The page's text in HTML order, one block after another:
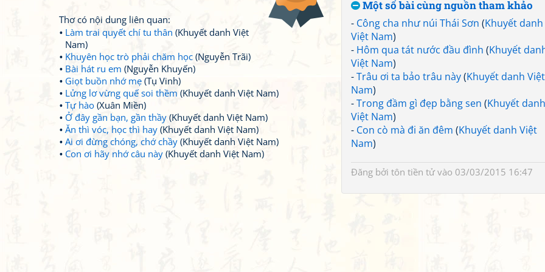
Một số bài cùng nguồn tham khảo
- Công cha như núi Thái Sơn (Khuyết danh
Việt Nam)
- Hôm qua tát nước đầu đình (Khuyết
Việt Nam)
-Trâu ơi ta bảo trâu này(Khuyết danh Việt
Nam)
-Trong đầm gì đẹp bằng sen (Khuyết danh
Việt Nam)
- Con cò mà đi ăn đêm (Khuyết danh Việt
Nam)
Đăng bởi tôn tiền tửvào 03/03/2015 16:47
Thơ có nội dung liên quan:
Làm trai quyết chí tu thân (Khuyết danh Việt
Nam)
Khuyên học trò phải chăm học (Nguyễn Trãi)
Bài hát ru em (Nguyễn Khuyến)
Giọt buồn nhớ mẹ (Tụ Vinh)
Lửng lơ vừng quế soi thềm (Khuyết danh Việt Nam)
Tự hào (Xuân Miền)
Ở đây gần bạn, gần thầy (Khuyết danh Việt Nam)
Ăn thì vóc, học thì hay (Khuyết danh Việt Nam)
Ai ơi đừng chóng, chớ chầy (Khuyết danh Việt Nam)
Con ơi hãy nhớ câu này (Khuyết danh Việt Nam)